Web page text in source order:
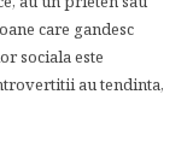
care gandesc
sociala este
au tendinta,